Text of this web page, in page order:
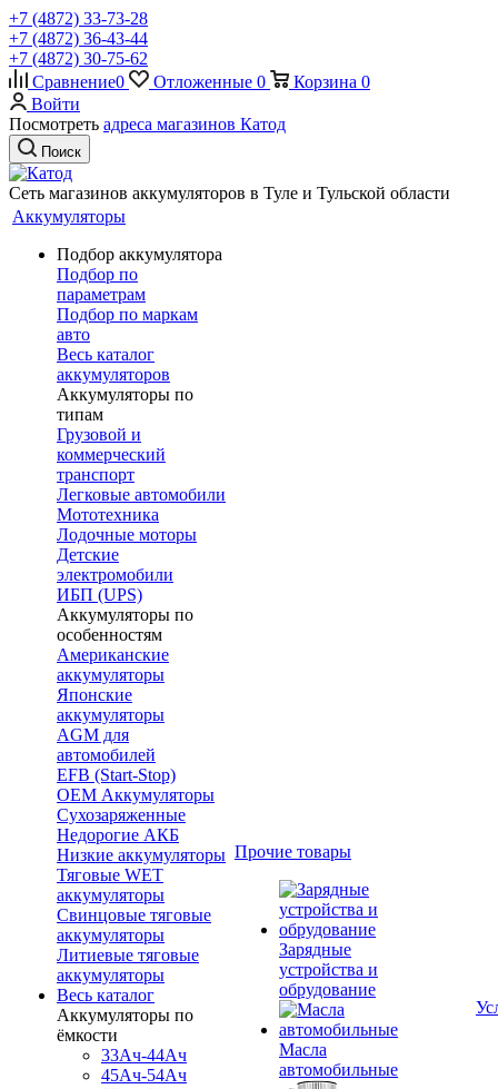
+7 (4872) 33-73-28
+7 (4872) 36-43-44
+7 (4872) 30-75-62
Сравнение0 Отложенные 0 Корзина 0
Войти
Посмотреть адреса магазинов Катод
Поиск
Сеть магазинов аккумуляторов в Туле и Тульской области
Аккумуляторы
Подбор аккумулятора
Подбор по
параметрам
Подбор по маркам
авто
Весь каталог
аккумуляторов
Аккумуляторы по
типам
Грузовой и
коммерческий
транспорт
Легковые автомобили
Мототехника
Лодочные моторы
Детские
электромобили
ИБП (UPS)
Аккумуляторы по
особенностям
Американские
аккумуляторы
Японские
аккумуляторы
AGM для
автомобилей
EFB (Start-Stop)
OEM Аккумуляторы
Сухозаряженные
Недорогие АКБ
Низкие аккумуляторы
Тяговые WET
аккумуляторы
Свинцовые тяговые
аккумуляторы
Литиевые тяговые
аккумуляторы
Весь каталог
Аккумуляторы по
ёмкости
33Ач-44Ач
45Ач-54Ач
Прочие товары
Зарядные
устройства и
обрудование
Масла
автомобильные